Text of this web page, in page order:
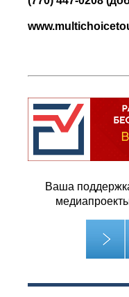
www.
Ваша